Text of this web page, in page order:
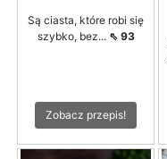
Są ciasta, które robi się
szybko, bez... ⇖ 93
Zobacz przepis!